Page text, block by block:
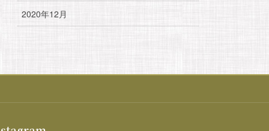
2020年12月